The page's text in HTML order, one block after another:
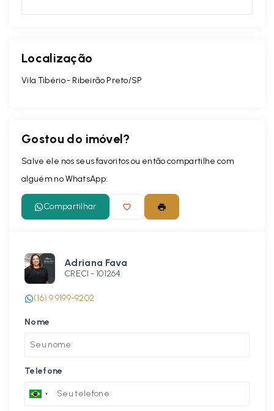
Localização
Vila Tibério - Ribeirão Preto/SP
Gostou do imóvel?
Salve ele nos seus favoritos ou então compartilhe com
alguém no WhatsApp:
Compartilhar
Adriana Fava
CRECI - 101264
(16) 9 9199-9202
Nome
Telefone